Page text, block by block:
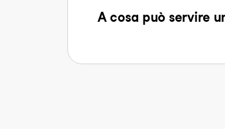
A cosa può servire